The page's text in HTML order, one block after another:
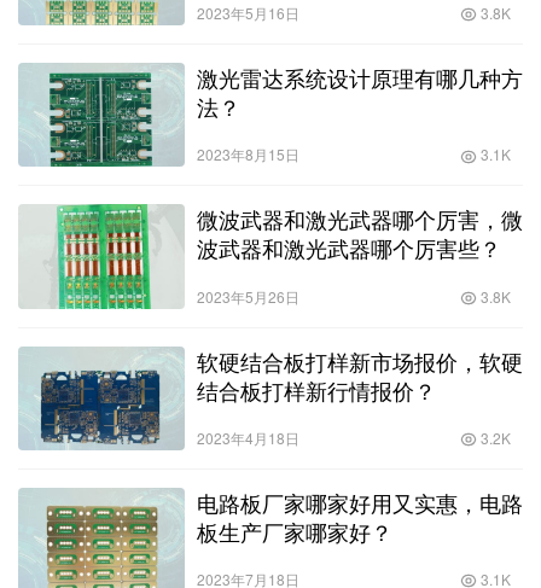
2023年5月16日 3.8K
激光雷达系统设计原理有哪几种方
法？
2023年8月15日 3.1K
微波武器和激光武器哪个厉害，微
波武器和激光武器哪个厉害些？
2023年5月26日 3.8K
软硬结合板打样新市场报价，软硬
结合板打样新行情报价？
2023年4月18日 3.2K
电路板厂家哪家好用又实惠，电路
板生产厂家哪家好？
2023年7月18日 3.1K